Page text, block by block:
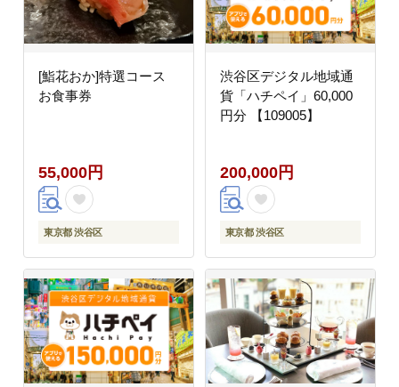
[鮨花おか]特選コース
お食事券
55,000円
東京都 渋谷区
渋谷区デジタル地域通
貨「ハチペイ」60,000
円分 【109005】
200,000円
東京都 渋谷区